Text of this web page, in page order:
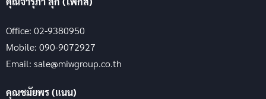
Office: 02-9380950
Mobile: 090-9072927
Email: sale@miwgroup.co.th
คุณชมัยพร (แนน)